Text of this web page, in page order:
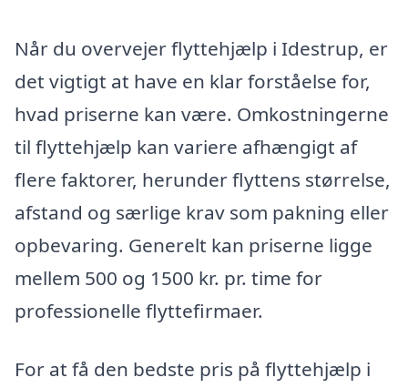
Når du overvejer flyttehjælp i Idestrup, er
det vigtigt at have en klar forståelse for,
hvad priserne kan være. Omkostningerne
til flyttehjælp kan variere afhængigt af
flere faktorer, herunder flyttens størrelse,
afstand og særlige krav som pakning eller
opbevaring. Generelt kan priserne ligge
mellem 500 og 1500 kr. pr. time for
professionelle flyttefirmaer.
For at få den bedste pris på flyttehjælp i